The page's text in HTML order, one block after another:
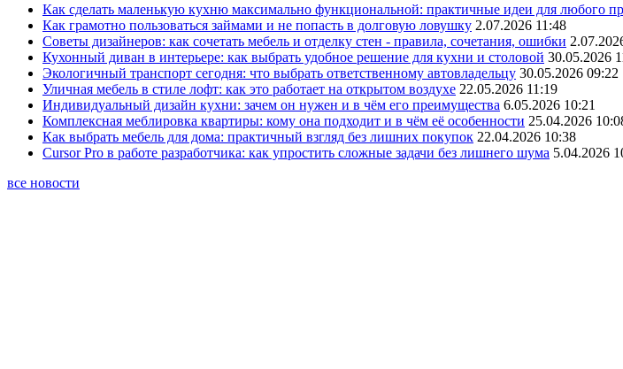
Как сделать маленькую кухню максимально функциональной: практичные идеи для любого
Как грамотно пользоваться займами и не попасть в долговую ловушку 2.07.2026 11:48
Советы дизайнеров: как сочетать мебель и отделку стен - правила, сочетания, ошибки
Кухонный диван в интерьере: как выбрать удобное решение для кухни и столовой 30.05.2026
Экологичный транспорт сегодня: что выбрать ответственному автовладельцу 30.05.2026 09:22
Уличная мебель в стиле лофт: как это работает на открытом воздухе 22.05.2026 11:19
Индивидуальный дизайн кухни: зачем он нужен и в чём его преимущества 6.05.2026 10:21
Комплексная меблировка квартиры: кому она подходит и в чём её особенности 25.04.2026
Как выбрать мебель для дома: практичный взгляд без лишних покупок 22.04.2026 10:38
Cursor Pro в работе разработчика: как упростить сложные задачи без лишнего шума 5.04.2026
все новости